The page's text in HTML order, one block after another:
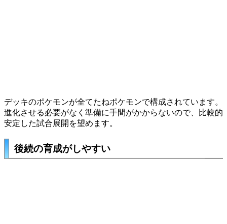
デッキのポケモンが全てたねポケモンで構成されています。
進化させる必要がなく準備に手間がかからないので、比較的
安定した試合展開を望めます。
後続の育成がしやすい